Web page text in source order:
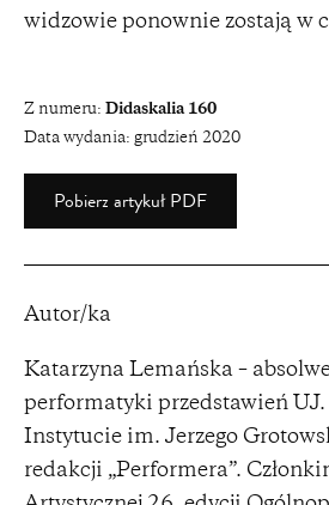
widzowie ponownie zostają w
Z numeru: Didaskalia 160
Data wydania: grudzień 2020
Pobierz artykuł PDF
Autor/ka
Katarzyna Lemańska –
performatyki przedstawień
Instytucie im. Jerzego
redakcji „Performera”.